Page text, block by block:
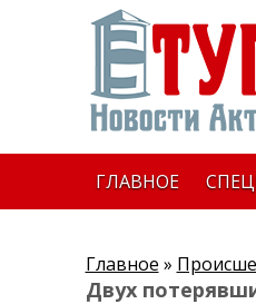
ГЛАВНОЕ
Главное »
Двух